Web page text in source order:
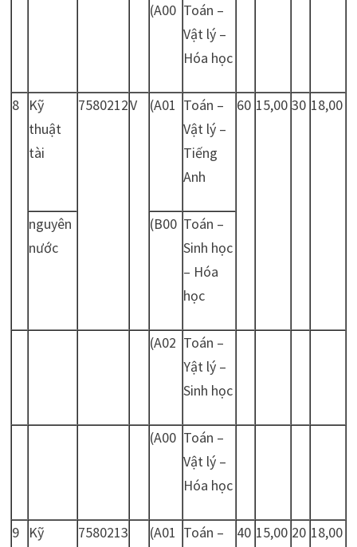
(A00 Toán –
Vật lý –
Hóa học
8
Kỹ
thuật
tài
7580212V (A01 Toán –
Vật lý –
Tiếng
Anh
60 15,00 30 18,00
nguyên
nước
(B00 Toán –
Sinh học
– Hóa
học
(A02 Toán –
Yật lý –
Sinh học
(A00 Toán –
Vật lý –
Hóa học
9 Kỹ 7580213 (A01 Toán – 40 15,00 20 18,00